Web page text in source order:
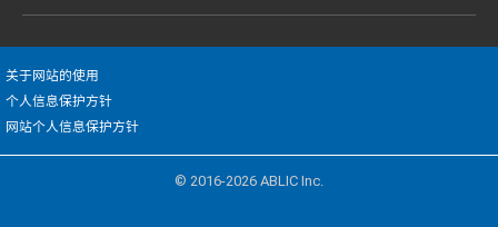
关于网站的使用
个人信息保护方针
网站个人信息保护方针
© 2016-2026 ABLIC Inc.